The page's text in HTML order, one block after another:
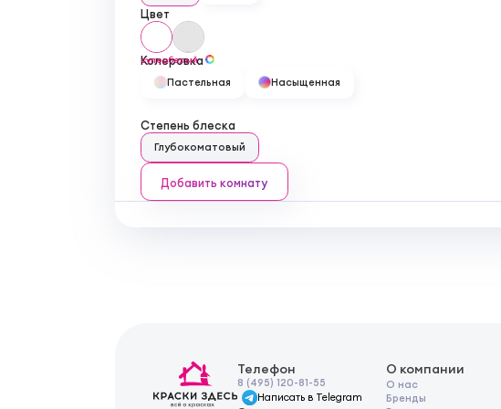
Цвет
супербелый
Колеровка
Пастельная Насыщенная
Степень блеска
Глубокоматовый
Добавить комнату
Телефон
8 (495) 120-81-55
Написать в Telegram
О компании
О нас
Бренды